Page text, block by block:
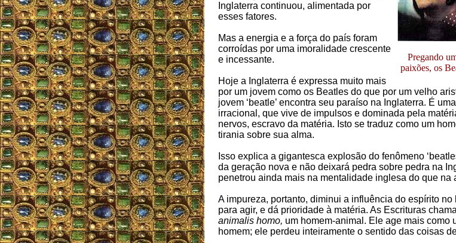
Pregando
paixões, os
Inglaterra continuou, alimentada por
esses fatores.
Mas a energia e a força do país foram
corroídas por uma imoralidade crescente
e incessante.
Hoje a Inglaterra é expressa muito mais
por um jovem como os Beatles do que por um velho
jovem ‘beatle’ encontra seu paraíso na Inglaterra. É
irracional, que vive de impulsos e dominada pela
nervos, escravo da matéria. Isto se traduz como um
tirania sobre sua alma.
Isso explica a gigantesca explosão do fenômeno
da geração nova e não deixará pedra sobre pedra na
penetrou ainda mais na mentalidade inglesa do que na
A impureza, portanto, diminui a influência do espírito
para agir, e dá prioridade à matéria. As Escrituras
animalis homo, um homem-animal. Ele age mais como
homem; ele perdeu inteiramente o sentido das coisas